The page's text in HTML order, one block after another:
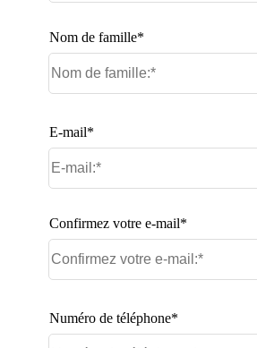
Nom de famille*
E-mail*
Confirmez votre e-mail*
Numéro de téléphone*